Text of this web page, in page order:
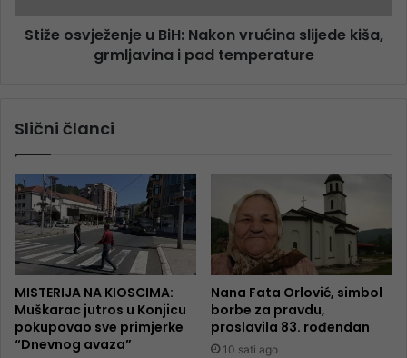
Stiže osvježenje u BiH: Nakon vrućina slijede kiša,
grmljavina i pad temperature
Slični članci
MISTERIJA NA KIOSCIMA:
Muškarac jutros u Konjicu
pokupovao sve primjerke
“Dnevnog avaza”
Nana Fata Orlović, simbol
borbe za pravdu,
proslavila 83. rođendan
10 sati ago